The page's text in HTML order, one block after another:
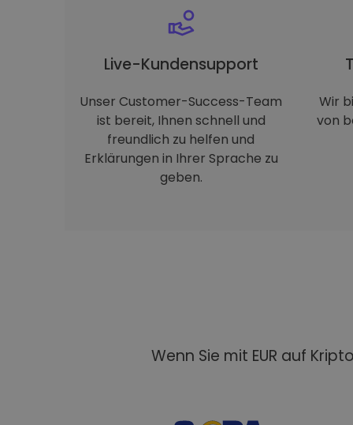
Live-Kundensupport
Unser Customer-Success-Team
ist bereit, Ihnen schnell und
freundlich zu helfen und
Erklärungen in Ihrer Sprache zu
geben.
Wir
von
Wenn Sie mit EUR auf